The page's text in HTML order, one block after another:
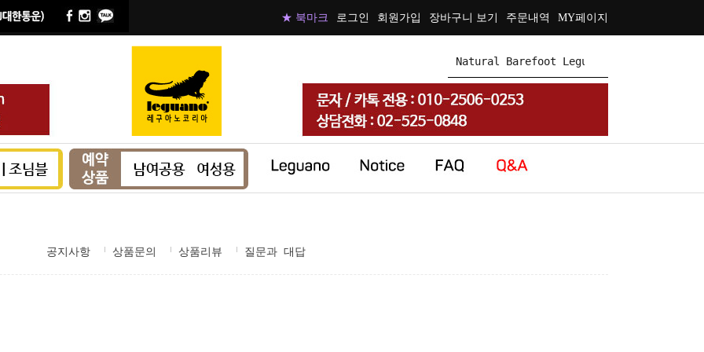
★ 북마크 로그인 회원가입 장바구니 보기 주문내역 MY페이지
공지사항 상품문의 상품리뷰 질문과 대답